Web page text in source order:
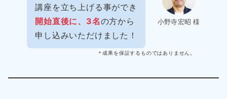
小野寺宏昭 様
講座を立ち上げる事ができ
開始直後に、3名の方から
申し込みいただけました！
＊成果を保証するものではありません。